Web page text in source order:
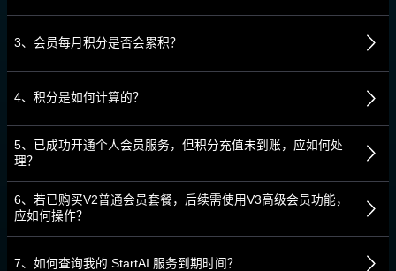
3、会员每月积分是否会累积？
4、积分是如何计算的？
5、已成功开通个人会员服务，但积分充值未到账，应如何处
理？
6、若已购买V2普通会员套餐，后续需使用V3高级会员功能，
应如何操作？
7、如何查询我的 StartAI 服务到期时间？